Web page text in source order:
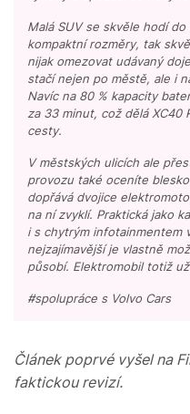
Malá SUV se skvěle hodí
kompaktní rozměry, tak
nijak omezovat udávaný
stačí nejen po městě, ale i
Navíc na 80 % kapacity
za 33 minut, což dělá XC40
cesty.
V městských ulicích ale
provozu také oceníte
dopřává dvojice
na ní zvyklí. Praktická jako
i s chytrým infotainmentem
nejzajímavější je vlastně
působí. Elektromobil totiž
#spolupráce s Volvo Cars
Článek poprvé vyšel na
faktickou revizí.